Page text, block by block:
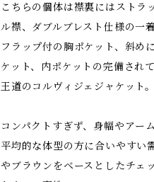
こちらの個体は襟裏にはストラ
ル襟、ダブルブレスト仕様の一着
フラップ付の胸ポケット、斜め
ケット、内ポケットの完備され
王道のコルヴィジェジャケット。
コンパクトすぎず、身幅やアー
平均的な体型の方に合いやすい
やブラウンをベースとしたチェ